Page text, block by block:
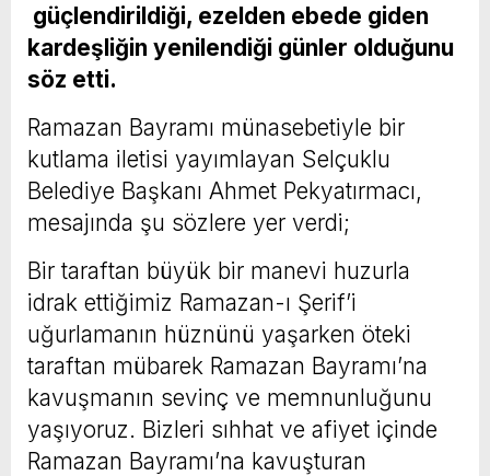
güçlendirildiği, ezelden ebede giden
kardeşliğin yenilendiği günler olduğunu
söz etti.
Ramazan Bayramı münasebetiyle bir
kutlama iletisi yayımlayan Selçuklu
Belediye Başkanı Ahmet Pekyatırmacı,
mesajında şu sözlere yer verdi;
Bir taraftan büyük bir manevi huzurla
idrak ettiğimiz Ramazan-ı Şerif’i
uğurlamanın hüznünü yaşarken öteki
taraftan mübarek Ramazan Bayramı’na
kavuşmanın sevinç ve memnunluğunu
yaşıyoruz. Bizleri sıhhat ve afiyet içinde
Ramazan Bayramı’na kavuşturan